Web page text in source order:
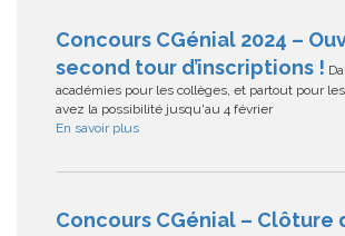
Concours CGénial 2024 –
second tour d’inscriptions !
académies pour les collèges, et partout pour
avez la possibilité jusqu'au 4 février
En savoir plus
Concours CGénial – Clôture